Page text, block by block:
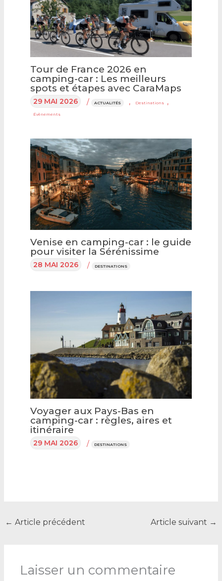
Tour de France 2026 en
camping-car : Les meilleurs
spots et étapes avec CaraMaps
29 MAI 2026 / ACTUALITÉS , Destinations ,
Évènements
Venise en camping-car : le guide
pour visiter la Sérénissime
28 MAI 2026 / DESTINATIONS
Voyager aux Pays-Bas en
camping-car : règles, aires et
itinéraire
29 MAI 2026 / DESTINATIONS
← Article précédent Article suivant →
Laisser un commentaire